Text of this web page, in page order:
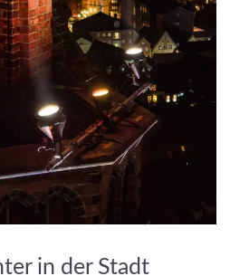
in der Stadt